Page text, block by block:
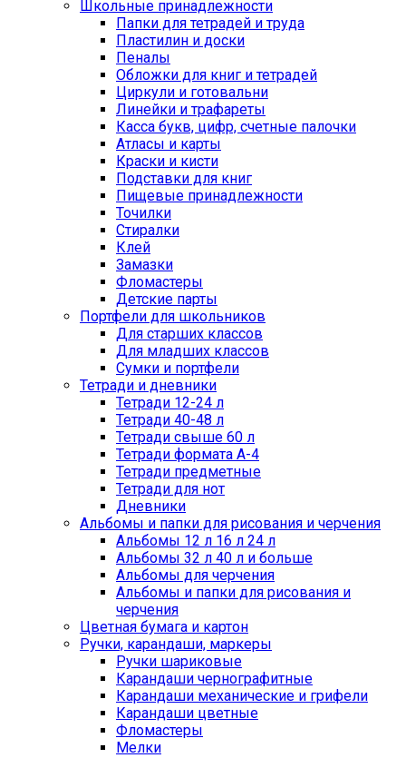
Школьные принадлежности
Папки для тетрадей и труда
Пластилин и доски
Пеналы
Обложки для книг и тетрадей
Циркули и готовальни
Линейки и трафареты
Касса букв, цифр, счетные палочки
Атласы и карты
Краски и кисти
Подставки для книг
Пищевые принадлежности
Точилки
Стиралки
Клей
Замазки
Фломастеры
Детские парты
Портфели для школьников
Для старших классов
Для младших классов
Сумки и портфели
Тетради и дневники
Тетради 12-24 л
Тетради 40-48 л
Тетради свыше 60 л
Тетради формата А-4
Тетради предметные
Тетради для нот
Дневники
Альбомы и папки для рисования и черчения
Альбомы 12 л 16 л 24 л
Альбомы 32 л 40 л и больше
Альбомы для черчения
Альбомы и папки для рисования и
черчения
Цветная бумага и картон
Ручки, карандаши, маркеры
Ручки шариковые
Карандаши чернографитные
Карандаши механические и грифели
Карандаши цветные
Фломастеры
Мелки